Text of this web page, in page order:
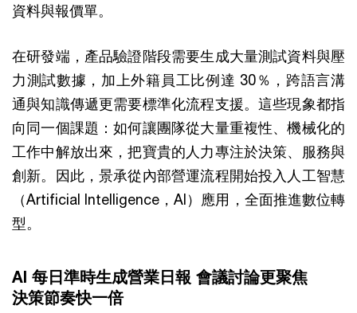
資料與報價單。
在研發端，產品驗證階段需要生成大量測試資料與壓
力測試數據，加上外籍員工比例達 30％，跨語言溝
通與知識傳遞更需要標準化流程支援。這些現象都指
向同一個課題：如何讓團隊從大量重複性、機械化的
工作中解放出來，把寶貴的人力專注於決策、服務與
創新。因此，景承從內部營運流程開始投入人工智慧
（Artificial Intelligence，AI）應用，全面推進數位轉
型。
AI 每日準時生成營業日報 會議討論更聚焦
決策節奏快一倍